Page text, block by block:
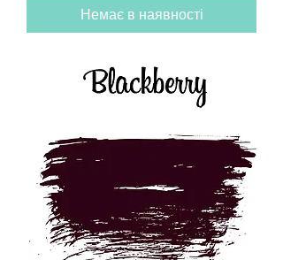
Немає в наявності